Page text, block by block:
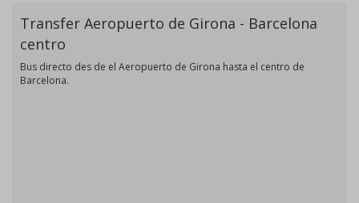
Transfer Aeropuerto de Girona - Barcelona
centro
Bus directo des de el Aeropuerto de Girona hasta el centro de
Barcelona.